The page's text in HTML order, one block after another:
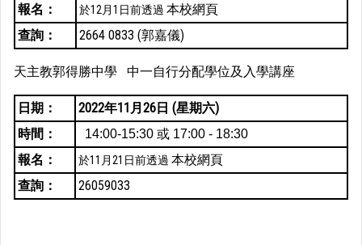
報名： 於12月1日前透過 本校網頁
查詢：
2664 0833 (郭嘉儀)
天主教郭得勝中學 中一自行分配學位及入學講座
日期：
2022年11月26日 (星期六)
時間：
14:00-15:30 或 17:00 - 18:30
報名： 於11月21日前透過 本校網頁
查詢：
26059033